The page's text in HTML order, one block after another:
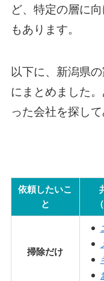
ど、特定の層に
もあります。
以下に、新潟県
にまとめました
った会社を探して
依頼したいこ
と
掃除だけ